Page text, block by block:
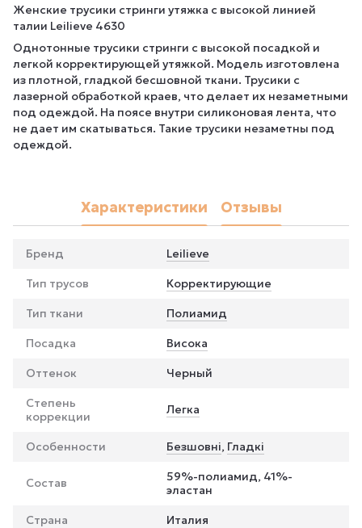
Женские трусики стринги утяжка с высокой линией
талии Leilieve 4630
Однотонные трусики стринги с высокой посадкой и
легкой корректирующей утяжкой. Модель изготовлена
из плотной, гладкой бесшовной ткани. Трусики с
лазерной обработкой краев, что делает их незаметными
под одеждой. На поясе внутри силиконовая лента, что
не дает им скатываться. Такие трусики незаметны под
одеждой.
Характеристики Отзывы
Бренд Leilieve
Тип трусов Корректирующие
Тип ткани Полиамид
Посадка Висока
Оттенок Черный
Степень
коррекции
Легка
Особенности Безшовні, Гладкі
Состав
59%-полиамид, 41%-
эластан
Страна Италия